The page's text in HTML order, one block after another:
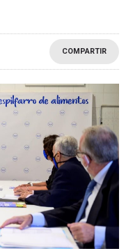
COMPARTIR